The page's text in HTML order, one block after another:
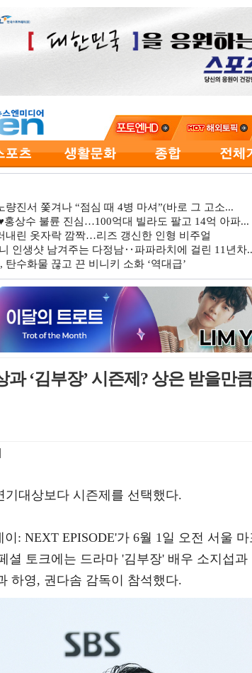
량진서 쫓겨나 “점심 때 4병 마셔”(바로 그 고소...
홍상수 불륜 진심…100억대 빌라도 팔고 14억 아파...
내린 옷자락 깜짝…리즈 갱신한 인형 비주얼
인생샷 남겨주는 다정남‥파파라치에 걸린 11년차
수화물 끊고 끈 비니키 소화 ‘역대급’
과 ‘김부장’ 시즌제? 상은 받을만
기대상보다 시즌제를 선택했다.
이: NEXT EPISODE'가 6월 1일 오전 서울
셜 토크에는 드라마 '김부장' 배우 소지섭
하영, 권다솜 감독이 참석했다.